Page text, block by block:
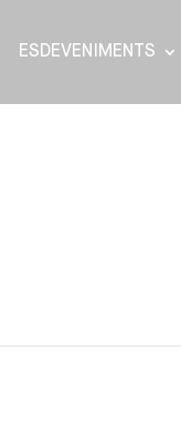
ESDEVENIMENTS